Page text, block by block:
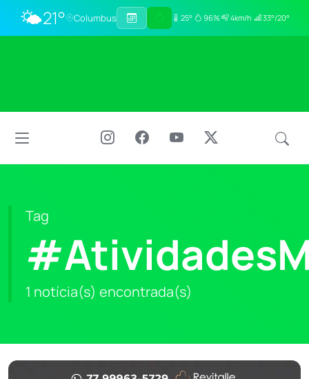
🌤️21° Columbus 25° 96% 4km/h 33°/20°
Tag
1 notícia(s) encontrada(s)